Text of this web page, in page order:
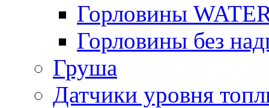
Горловины
Горловины без
Груша
Датчики уровня